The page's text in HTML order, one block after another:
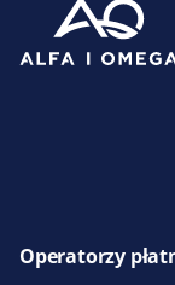
Operatorzy